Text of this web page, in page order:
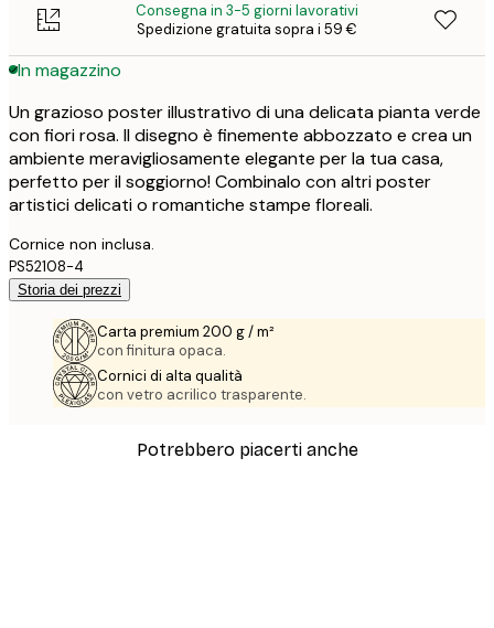
Consegna in 3-5 giorni lavorativi
Spedizione gratuita sopra i 59 €
In magazzino
Un grazioso poster illustrativo di una delicata pianta verde
con fiori rosa. Il disegno è finemente abbozzato e crea un
ambiente meravigliosamente elegante per la tua casa,
perfetto per il soggiorno! Combinalo con altri poster
artistici delicati o romantiche stampe floreali.
Cornice non inclusa.
PS52108-4
Storia dei prezzi
Carta premium 200 g / m²
con finitura opaca.
Cornici di alta qualità
con vetro acrilico trasparente.
Potrebbero piacerti anche